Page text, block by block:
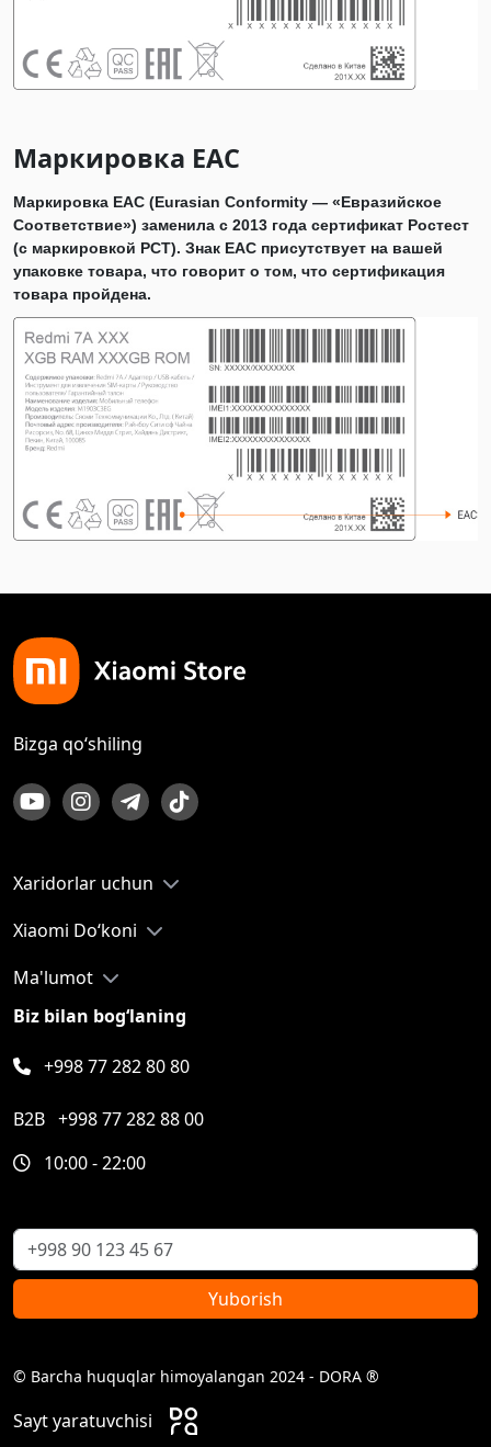
Маркировка EAC
Маркировка EAC (Eurasian Conformity — «Евразийское
Соответствие») заменила с 2013 года сертификат Ростест
(с маркировкой РСТ). Знак ЕАС присутствует на вашей
упаковке товара, что говорит о том, что сертификация
товара пройдена.
Bizga qo‘shiling
Xaridorlar uchun
Xiaomi Do‘koni
Ma'lumot
Biz bilan bog‘laning
+998 77 282 80 80
B2B +998 77 282 88 00
10:00 - 22:00
Yuborish
© Barcha huquqlar himoyalangan 2024 - DORA ®
Sayt yaratuvchisi